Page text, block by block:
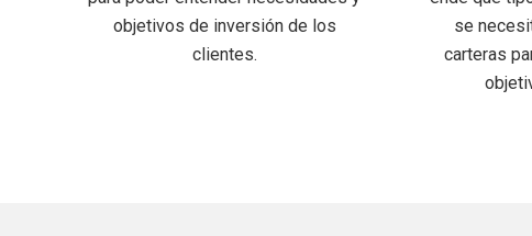
objetivos de inversión de los
clientes.
se
carteras